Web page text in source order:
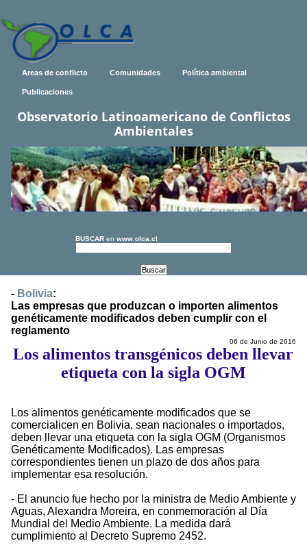
Areas de conflicto Comunidades Política ambiental
Publicaciones
Observatorio Latinoamericano de Conflictos
Ambientales
BUSCAR en www.olca.cl
- Bolivia:
Las empresas que produzcan o importen alimentos
genéticamente modificados deben cumplir con el
reglamento
06 de Junio de 2016
Los alimentos transgénicos deben llevar
etiqueta con la sigla OGM
Los alimentos genéticamente modificados que se
comercialicen en Bolivia, sean nacionales o importados,
deben llevar una etiqueta con la sigla OGM (Organismos
Genéticamente Modificados). Las empresas
correspondientes tienen un plazo de dos años para
implementar esa resolución.
- El anuncio fue hecho por la ministra de Medio Ambiente y
Aguas, Alexandra Moreira, en conmemoración al Día
Mundial del Medio Ambiente. La medida dará
cumplimiento al Decreto Supremo 2452.